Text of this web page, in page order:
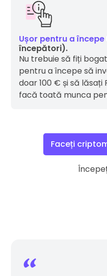
Ușor pentru a începe
începători).
Nu trebuie să fiți
pentru a începe să
doar 100 € și să
facă toată munca
Faceți